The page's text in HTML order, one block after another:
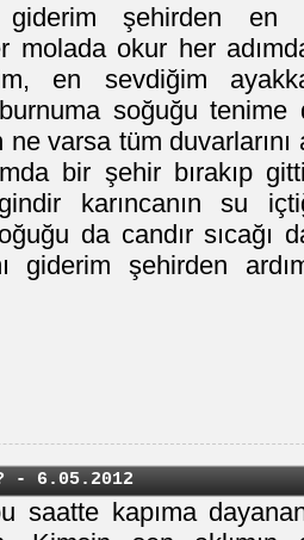
giderim şehirden en
molada okur her
en sevdiğim
soğuğu tenime
varsa tüm duvarlarını
bir şehir bırakıp
karıncanın su
da candır sıcağı
giderim şehirden
- 6.05.2012
saatte kapıma